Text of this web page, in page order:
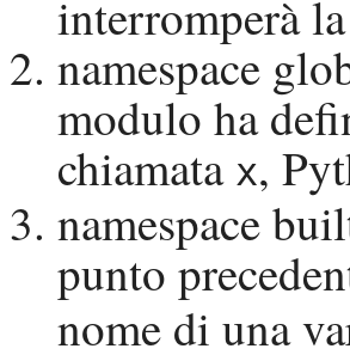
interromperà
namespace
modulo ha
chiamata x,
namespace
punto
nome di una